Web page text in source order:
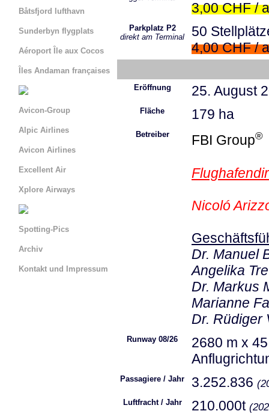
Båtsfjord lufthavn
Sunderbyn flygplats
Aéroport Île aux Cocos
Îles Andaman françaises
Avicon-Group
Alpic Airlines
Avicon Airlines
Excellent Air
Xplore Airways
Spotting-Pics
Archiv
Kontakt und Impressum
3,00 CHF /
Parkplatz P2
direkt am Terminal
50
4,00 CHF /
Eröffnung 25. August
Fläche 179 ha
Betreiber FBI Group®
Nicoló
Dr. Manuel
Angelika
Dr. Markus
Marianne
Dr. Rüdiger
Runway 08/26
2680 m x
Passagiere / Jahr 3.252.836 (
Luftfracht / Jahr 210.000t (